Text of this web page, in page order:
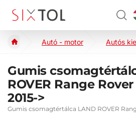
Autó - motor Autós
Gumis
ROVER Range
2015->
Gumis csomagtértálca LAND ROVER